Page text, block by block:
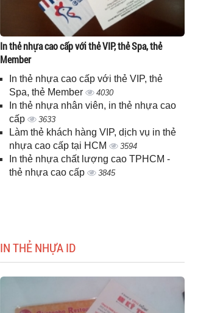
In thẻ nhựa cao cấp với thẻ VIP, thẻ Spa, thẻ
Member
In thẻ nhựa cao cấp với thẻ VIP, thẻ
Spa, thẻ Member
4030
In thẻ nhựa nhân viên, in thẻ nhựa cao
cấp
3633
Làm thẻ khách hàng VIP, dịch vụ in thẻ
nhựa cao cấp tại HCM
3594
In thẻ nhựa chất lượng cao TPHCM -
thẻ nhựa cao cấp
3845
IN THẺ NHỰA ID